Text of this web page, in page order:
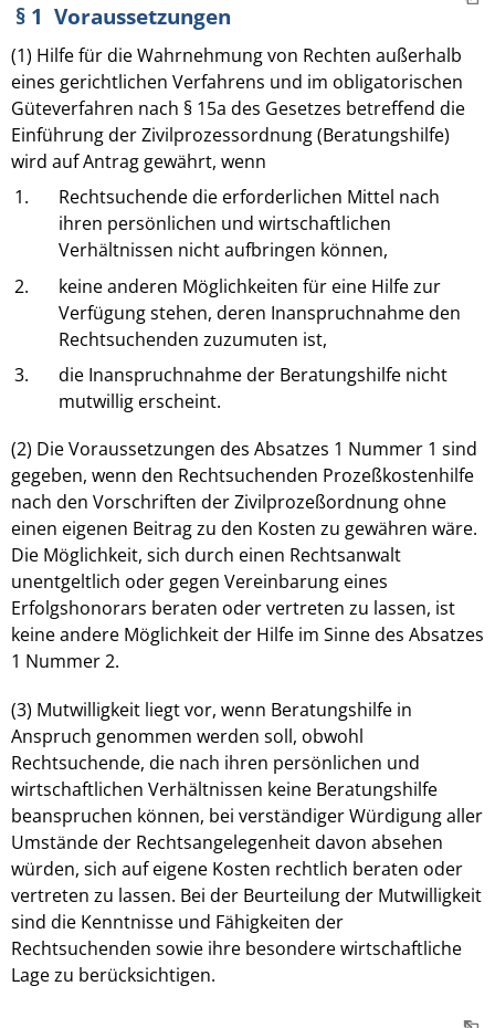
§ 1 Voraussetzungen
(1) Hilfe für die Wahrnehmung von Rechten außerhalb
eines gerichtlichen Verfahrens und im obligatorischen
Güteverfahren nach § 15a des Gesetzes betreffend die
Einführung der Zivilprozessordnung (Beratungshilfe)
wird auf Antrag gewährt, wenn
1.
Rechtsuchende die erforderlichen Mittel nach
ihren persönlichen und wirtschaftlichen
Verhältnissen nicht aufbringen können,
2.
keine anderen Möglichkeiten für eine Hilfe zur
Verfügung stehen, deren Inanspruchnahme den
Rechtsuchenden zuzumuten ist,
3.
die Inanspruchnahme der Beratungshilfe nicht
mutwillig erscheint.
(2) Die Voraussetzungen des Absatzes 1 Nummer 1 sind
gegeben, wenn den Rechtsuchenden Prozeßkostenhilfe
nach den Vorschriften der Zivilprozeßordnung ohne
einen eigenen Beitrag zu den Kosten zu gewähren wäre.
Die Möglichkeit, sich durch einen Rechtsanwalt
unentgeltlich oder gegen Vereinbarung eines
Erfolgshonorars beraten oder vertreten zu lassen, ist
keine andere Möglichkeit der Hilfe im Sinne des Absatzes
1 Nummer 2.
(3) Mutwilligkeit liegt vor, wenn Beratungshilfe in
Anspruch genommen werden soll, obwohl
Rechtsuchende, die nach ihren persönlichen und
wirtschaftlichen Verhältnissen keine Beratungshilfe
beanspruchen können, bei verständiger Würdigung aller
Umstände der Rechtsangelegenheit davon absehen
würden, sich auf eigene Kosten rechtlich beraten oder
vertreten zu lassen. Bei der Beurteilung der Mutwilligkeit
sind die Kenntnisse und Fähigkeiten der
Rechtsuchenden sowie ihre besondere wirtschaftliche
Lage zu berücksichtigen.